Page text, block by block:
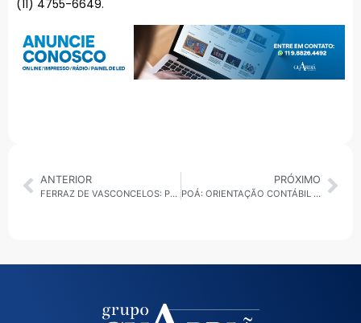
(11) 4755-6649.
ANTERIOR
FERRAZ DE VASCONCELOS: PROGRAMA “FERRAZ MAIS VERDE” DOA MUDAS GRATUITAMENTE À POPULAÇÃO
PRÓXIMO
POÁ: ORIENTAÇÃO CONTÁBIL E JURÍDICA É OFERECIDA GRATUITAMENTE A COMERCIANTES EM PARCERIA COM O SINCOMÉRCIO